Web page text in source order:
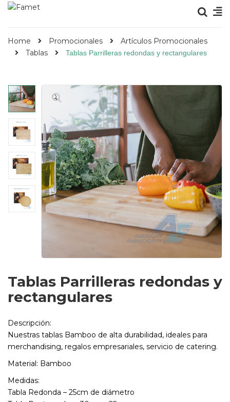
Home Promocionales
Artículos Promocionales
Tablas
Tablas Parrilleras redondas y rectangulares
🔍
Tablas Parrilleras redondas y
rectangulares
Descripción:
Nuestras tablas Bamboo de alta durabilidad, ideales para
merchandising, regalos empresariales, servicio de catering.
Material: Bamboo
Medidas:
Tabla Redonda – 25cm de diámetro